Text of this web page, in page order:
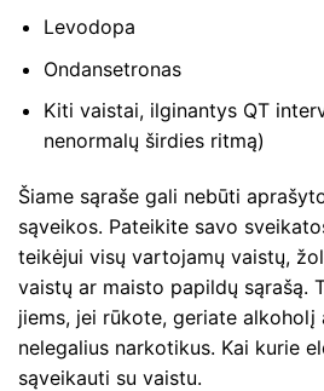
Levodopa
Ondansetronas
Kiti vaistai, ilginantys QT
nenormalų širdies ritmą)
Šiame sąraše gali nebūti
sąveikos. Pateikite savo
teikėjui visų vartojamų vaistų,
vaistų ar maisto papildų sąrašą.
jiems, jei rūkote, geriate
nelegalius narkotikus. Kai kurie
sąveikauti su vaistu.